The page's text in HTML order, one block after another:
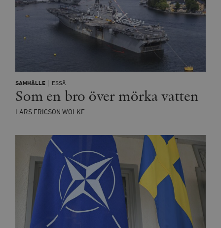
SAMHÄLLE ESSÄ
Som en bro över mörka vatten
LARS ERICSON WOLKE